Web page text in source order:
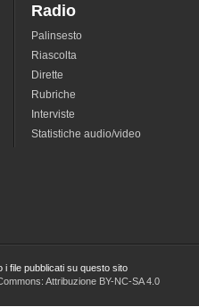
Radio
Palinsesto
Riascolta
Dirette
Rubriche
Interviste
Statistiche audio/video
file pubblicati su questo sito
Attribuzione BY-NC-SA 4.0